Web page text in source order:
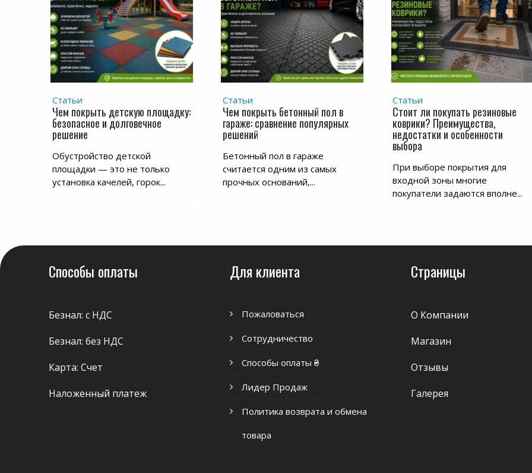
Статьи
Чем покрыть детскую площадку:
безопасное и долговечное
решение
Обустройство детской
площадки — это не только
установка качелей, горок...
Статьи
Чем покрыть бетонный пол в
гараже: сравнение популярных
решений
Бетонный пол в гараже
считается одним из самых
прочных оснований,...
Статьи
Стоит ли покупать резиновые
коврики? Преимущества,
недостатки и особенности
выбора
При выборе покрытия для
входной зоны многие
покупатели задаются вполне...
Способы оплаты
Безнал: с НДС
Безнал: без НДС
Карта: Счет
Наложенный платеж
Для клиента
Пожаловаться
Сотрудничество
Способы оплаты ₴
Лидер Продаж
Политика возврата и обмена
товара
Страницы
О Компании
Магазин
Отзывы
Галерея